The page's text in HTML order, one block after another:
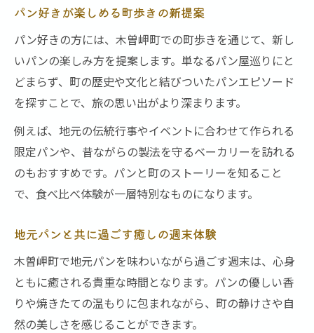
パン好きが楽しめる町歩きの新提案
パン好きの方には、木曽岬町での町歩きを通じて、新し
いパンの楽しみ方を提案します。単なるパン屋巡りにと
どまらず、町の歴史や文化と結びついたパンエピソード
を探すことで、旅の思い出がより深まります。
例えば、地元の伝統行事やイベントに合わせて作られる
限定パンや、昔ながらの製法を守るベーカリーを訪れる
のもおすすめです。パンと町のストーリーを知ること
で、食べ比べ体験が一層特別なものになります。
地元パンと共に過ごす癒しの週末体験
木曽岬町で地元パンを味わいながら過ごす週末は、心身
ともに癒される貴重な時間となります。パンの優しい香
りや焼きたての温もりに包まれながら、町の静けさや自
然の美しさを感じることができます。